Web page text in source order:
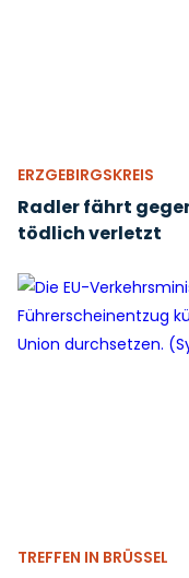
ERZGEBIRGSKREIS
Radler fährt
tödlich verletzt
TREFFEN IN BRÜSSEL